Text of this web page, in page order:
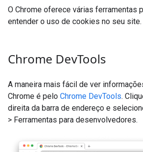
O Chrome oferece várias ferramentas
entender o uso de cookies no seu site.
Chrome DevTools
A maneira mais fácil de ver
Chrome é pelo Chrome DevTools.
direita da barra de endereço e
> Ferramentas para desenvolvedores.